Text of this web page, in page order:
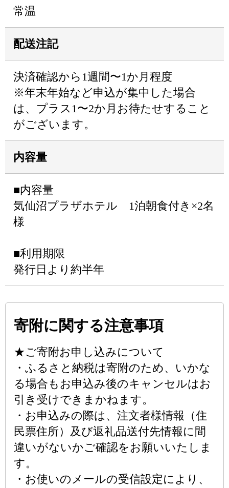
常温
配送注記
決済確認から1週間〜1か月程度
※年末年始など申込が集中した場合
は、プラス1〜2か月お待たせすること
がございます。
内容量
■内容量
気仙沼プラザホテル 1泊朝食付き×2名
様
■利用期限
発行日より約半年
寄附に関する注意事項
★ご寄附お申し込みについて
・ふるさと納税は寄附のため、いかな
る場合もお申込み後のキャンセルはお
引き受けできまかねます。
・お申込みの際は、注文者様情報（住
民票住所）及び返礼品送付先情報に間
違いがないかご確認をお願いいたしま
す。
・お使いのメールの受信設定により、